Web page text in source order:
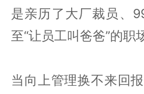
是亲历了大厂裁员、
至“让员工叫爸爸”的职
当向上管理换不来回